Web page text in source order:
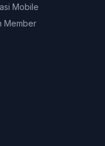
Mobile
Member